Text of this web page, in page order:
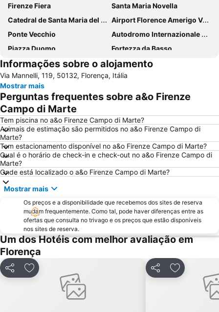
Firenze Fiera
Santa Maria Novella
Catedral de Santa Maria del Fiore
Airport Florence Amerigo Vespucci
Ponte Vecchio
Autodromo Internazionale del Mugello
Piazza Duomo
Fortezza da Basso
Centro Histórico
Santa Cruz
Brunelleschi
Mercato Centrale
Panzano in Chianti
Via del Corso
Oltrarno
Firenze Expo Congress SPA
Basilica of St Lawrence
Praça da Senhoria
Piazza della Repubblica
Galleria degli Uffizi
Peretola
Isolotto
Centro Storico
Siena Railway Station
Palazzo Medici-Ricardi
Palácio Antigo
Via Roma
Palazzo Antinori
San Lorenzo Market
Novoli
Stazione di Prato Centrale
Le Cantine di Greve in Chianti
Castel San Gimignano
Piazza Santissima Annunziata
Piazza di Santa Croce
Coverciano
Museo Nazionale del Bargello
Mercato di San Lorenzo
Informações sobre o alojamento
Via Mannelli, 119, 50132, Florença, Itália
Mostrar mais
Perguntas frequentes sobre a&o Firenze
Campo di Marte
Tem piscina no a&o Firenze Campo di Marte?
Animais de estimação são permitidos no a&o Firenze Campo di
Marte?
Tem estacionamento disponível no a&o Firenze Campo di Marte?
Qual é o horário de check-in e check-out no a&o Firenze Campo di
Marte?
Onde está localizado o a&o Firenze Campo di Marte?
Mostrar mais
Os preços e a disponibilidade que recebemos dos sites de reserva
mudam frequentemente. Como tal, pode haver diferenças entre as
ofertas que consulta no trivago e os preços que estão disponíveis
nos sites de reserva.
Um dos Hotéis com melhor avaliação em
Florença
PartilharAdicionar aos favoritos PartilharAdicionar